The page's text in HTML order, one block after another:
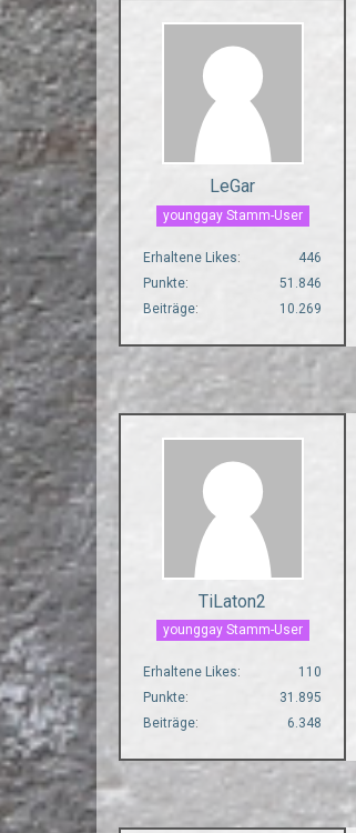
LeGar
younggay Stamm-User
Erhaltene Likes
446
Punkte
51.846
Beiträge
10.269
TiLaton2
younggay Stamm-User
Erhaltene Likes
110
Punkte
31.895
Beiträge
6.348